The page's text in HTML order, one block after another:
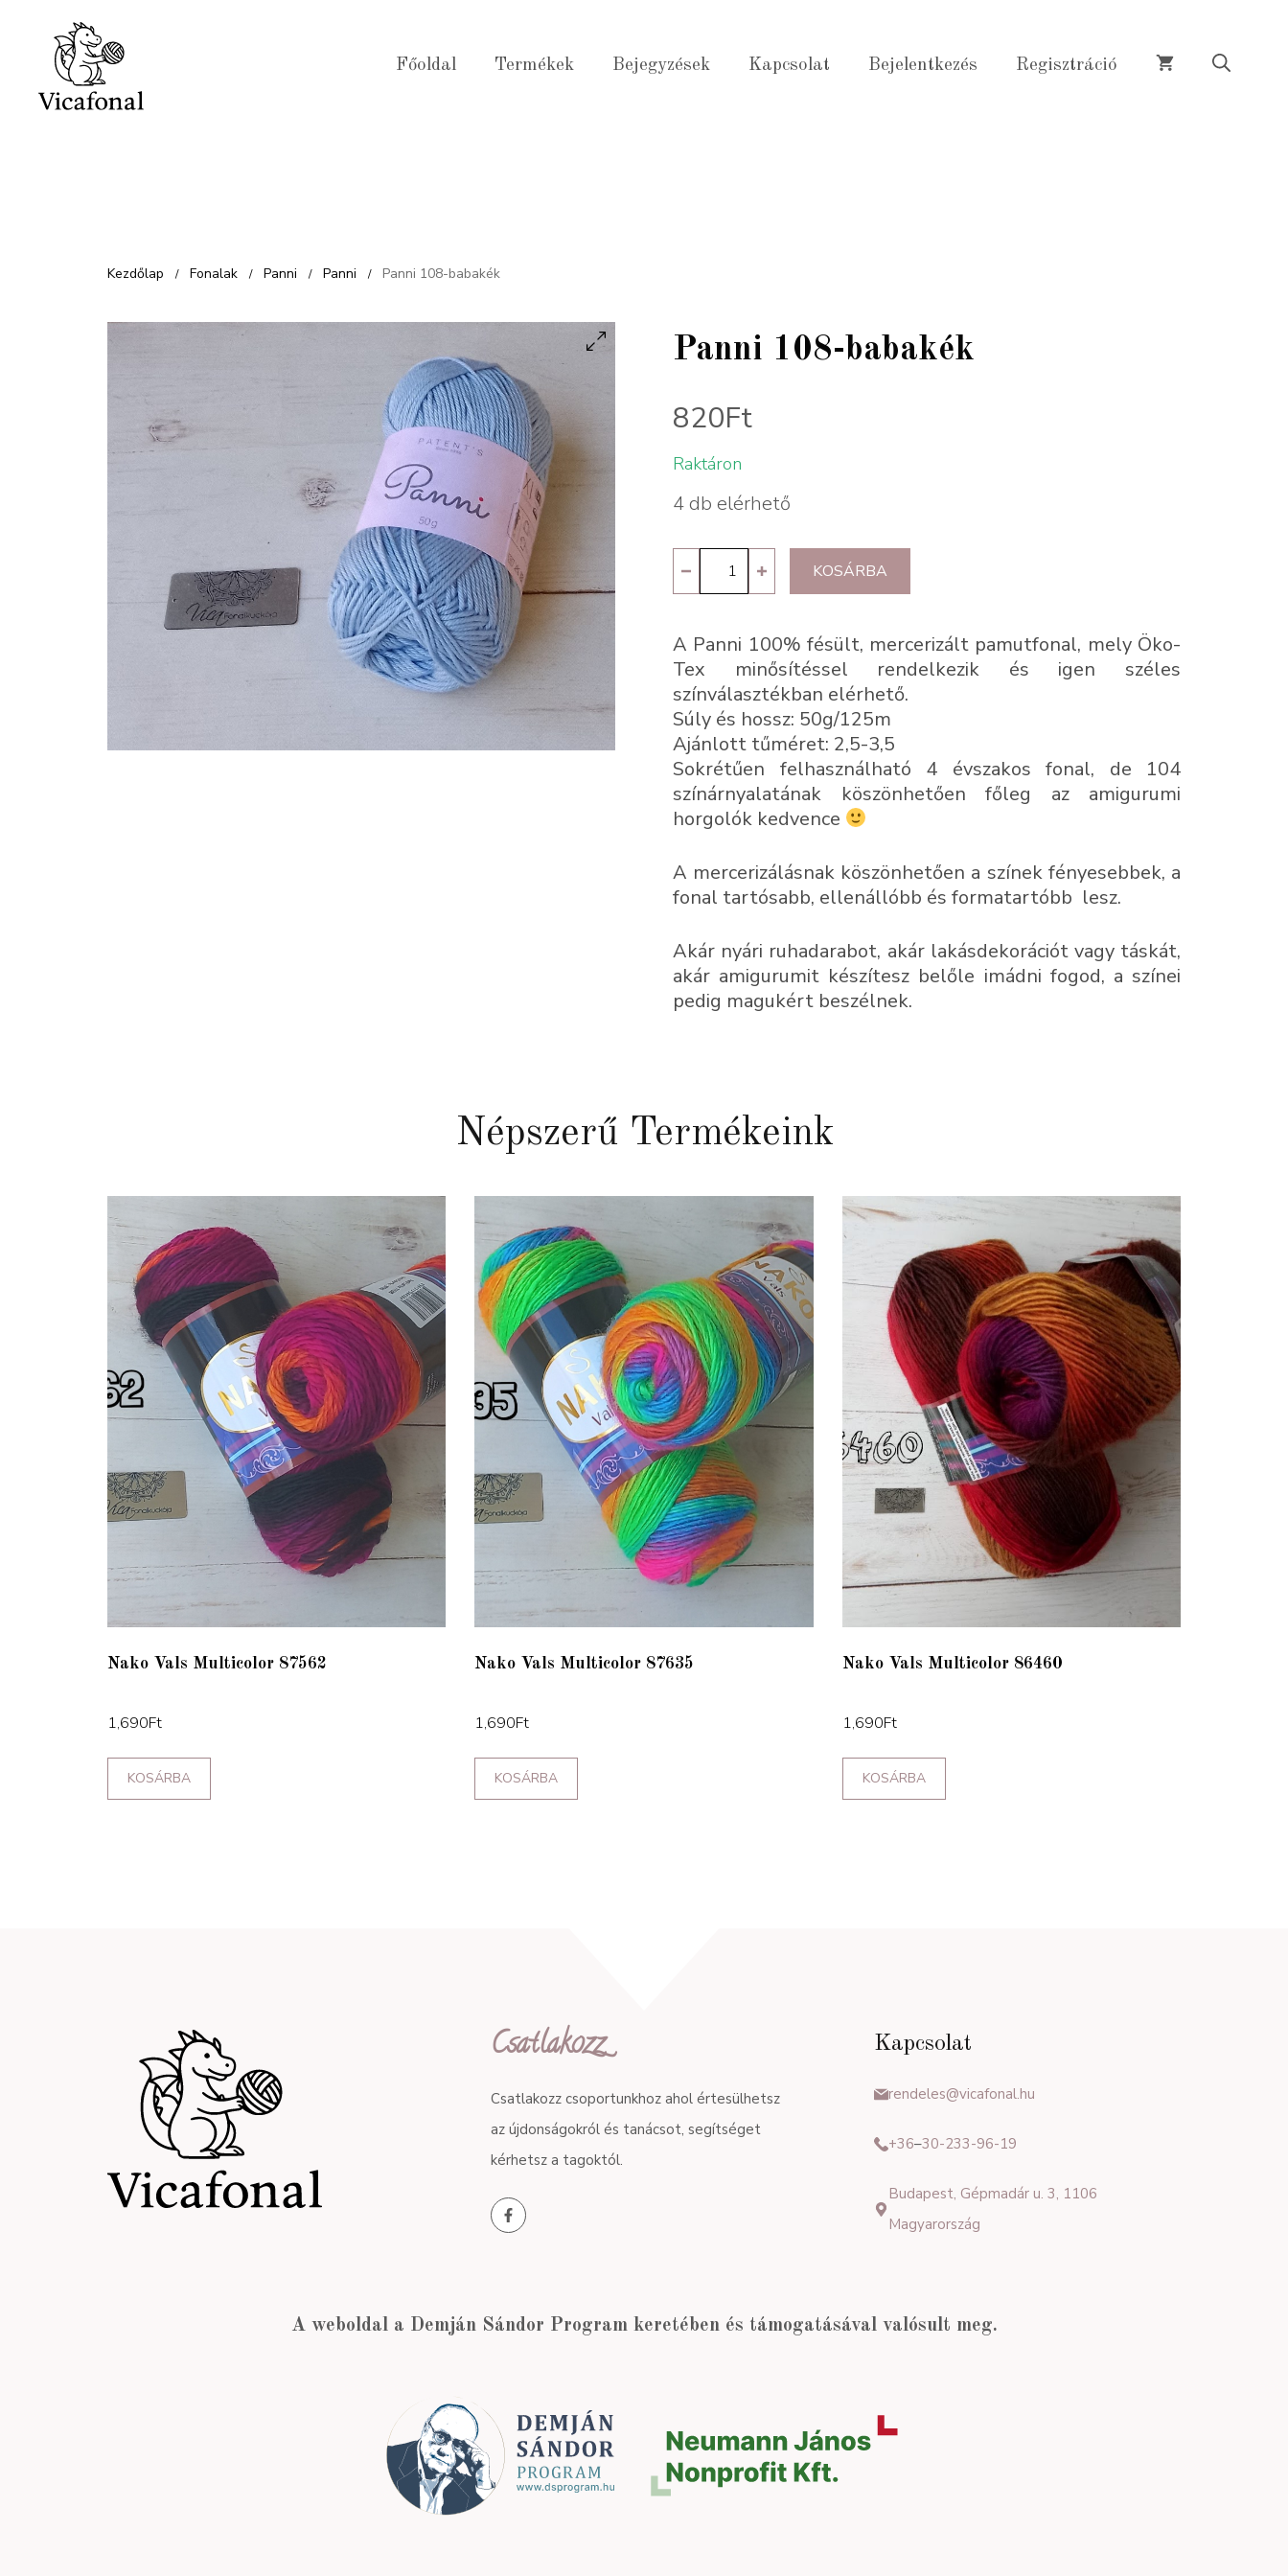
tartalomba
Főoldal Termékek Bejegyzések Kapcsolat Bejelentkezés Regisztráció
Kezdőlap / Fonalak / Panni / Panni / Panni 108-babakék
Panni 108-babakék
820Ft
Raktáron
4 db elérhető
108-
mennyiség
KOSÁRBA
A Panni 100% fésült, mercerizált pamutfonal, mely Öko-
Tex minősítéssel rendelkezik és igen széles
színválasztékban elérhető.
Súly és hossz: 50g/125m
Ajánlott tűméret: 2,5-3,5
Sokrétűen felhasználható 4 évszakos fonal, de 104
színárnyalatának köszönhetően főleg az amigurumi
horgolók kedvence
A mercerizálásnak köszönhetően a színek fényesebbek, a
fonal tartósabb, ellenállóbb és formatartóbb lesz.
Akár nyári ruhadarabot, akár lakásdekorációt vagy táskát,
akár amigurumit készítesz belőle imádni fogod, a színei
pedig magukért beszélnek.
Népszerű Termékeink
Nako Vals Multicolor 87562
1,690Ft
KOSÁRBA
Nako Vals Multicolor 87635
1,690Ft
KOSÁRBA
Nako Vals Multicolor 86460
1,690Ft
KOSÁRBA
Csatlakozz
Csatlakozz csoportunkhoz ahol értesülhetsz
az újdonságokról és tanácsot, segítséget
kérhetsz a tagoktól.
Kapcsolat
rendeles@vicafonal.hu
+36–30-233-96-19
Budapest, Gépmadár u. 3, 1106
Magyarország
A weboldal a Demján Sándor Program keretében és támogatásával valósult meg.
mennyiség